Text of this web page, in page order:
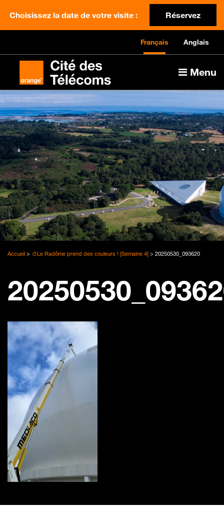
Choisissez la date de votre visite : Réservez
Français Anglais
Menu
Accueil > 🎨Le Radôme prend des couleurs ! [Semaine 4] > 20250530_093620